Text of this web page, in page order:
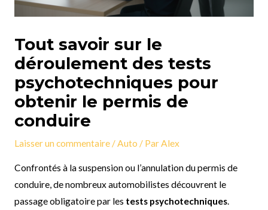
Tout savoir sur le
déroulement des tests
psychotechniques pour
obtenir le permis de
conduire
Laisser un commentaire /Auto / ParAlex
Confrontés à la suspension ou l’annulation du permis de
conduire, de nombreux automobilistes découvrent le
passage obligatoire par les tests psychotechniques.